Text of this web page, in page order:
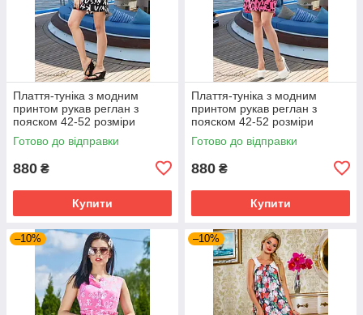
Плаття-туніка з модним
принтом рукав реглан з
пояском 42-52 розміри
Готово до відправки
880 ₴
Купити
Плаття-туніка з модним
принтом рукав реглан з
пояском 42-52 розміри
Готово до відправки
880 ₴
Купити
–10% –10%